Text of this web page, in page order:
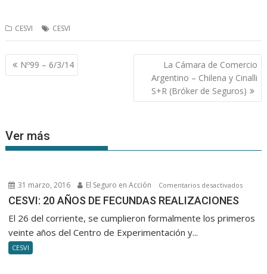
CESVI CESVI
Navegación
de
Nº99 – 6/3/14
La Cámara de Comercio
Argentino – Chilena y Cinalli
S+R (Bróker de Seguros)
Ver más
31 marzo, 2016 El Seguro en Acción Comentarios desactivadosen
AÑOS
CESVI: 20 AÑOS DE FECUNDAS REALIZACIONES
El 26 del corriente, se cumplieron formalmente los primeros
veinte años del Centro de Experimentación y...
CESVI